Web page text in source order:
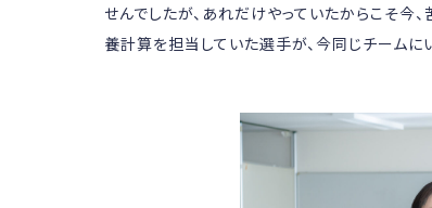
せんでしたが、あれだけやっていたからこそ今
養計算を担当していた選手が、今同じチームに